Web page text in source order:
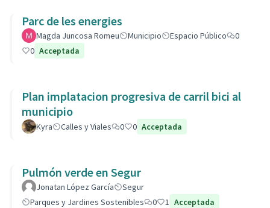
Parc de les energies
Magda Juncosa Romeu Municipio Espacio Público
0
0 Acceptada
Plan implatacion progresiva de carril bici al
municipio
Kyra Calles y Viales 0 0 Acceptada
Pulmón verde en Segur
Jonatan López García
Segur
Parques y Jardines Sostenibles
0 1 Acceptada